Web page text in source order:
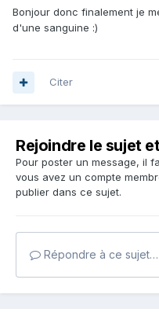
Bonjour donc finalement je
d'une sanguine :)
Citer
Rejoindre le sujet
Pour poster un message, il
vous avez un compte
publier dans ce sujet.
Répondre à ce sujet…